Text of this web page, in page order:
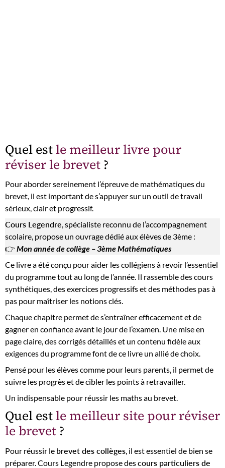
Quel est le meilleur livre pour
réviser le brevet ?
Pour aborder sereinement l’épreuve de mathématiques du
brevet, il est important de s’appuyer sur un outil de travail
sérieux, clair et progressif.
Cours Legendre, spécialiste reconnu de l’accompagnement
scolaire, propose un ouvrage dédié aux élèves de 3ème :
👉 Mon année de collège – 3ème Mathématiques
Ce livre a été conçu pour aider les collégiens à revoir l’essentiel
du programme tout au long de l’année. Il rassemble des cours
synthétiques, des exercices progressifs et des méthodes pas à
pas pour maîtriser les notions clés.
Chaque chapitre permet de s’entraîner efficacement et de
gagner en confiance avant le jour de l’examen. Une mise en
page claire, des corrigés détaillés et un contenu fidèle aux
exigences du programme font de ce livre un allié de choix.
Pensé pour les élèves comme pour leurs parents, il permet de
suivre les progrès et de cibler les points à retravailler.
Un indispensable pour réussir les maths au brevet.
Quel est le meilleur site pour réviser
le brevet ?
Pour réussir le brevet des collèges , il est essentiel de bien se
préparer. Cours Legendre propose descours particuliers de